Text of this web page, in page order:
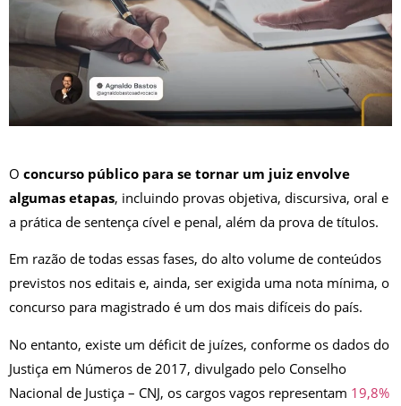
O concurso público para se tornar um juiz envolve
algumas etapas, incluindo provas objetiva, discursiva, oral e
a prática de sentença cível e penal, além da prova de títulos.
Em razão de todas essas fases, do alto volume de conteúdos
previstos nos editais e, ainda, ser exigida uma nota mínima, o
concurso para magistrado é um dos mais difíceis do país.
No entanto, existe um déficit de juízes, conforme os dados do
Justiça em Números de 2017, divulgado pelo Conselho
Nacional de Justiça – CNJ, os cargos vagos representam 19,8%